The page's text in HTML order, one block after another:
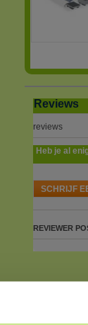
Reviews
reviews
Heb je al
SCHRIJF
REVIEWER